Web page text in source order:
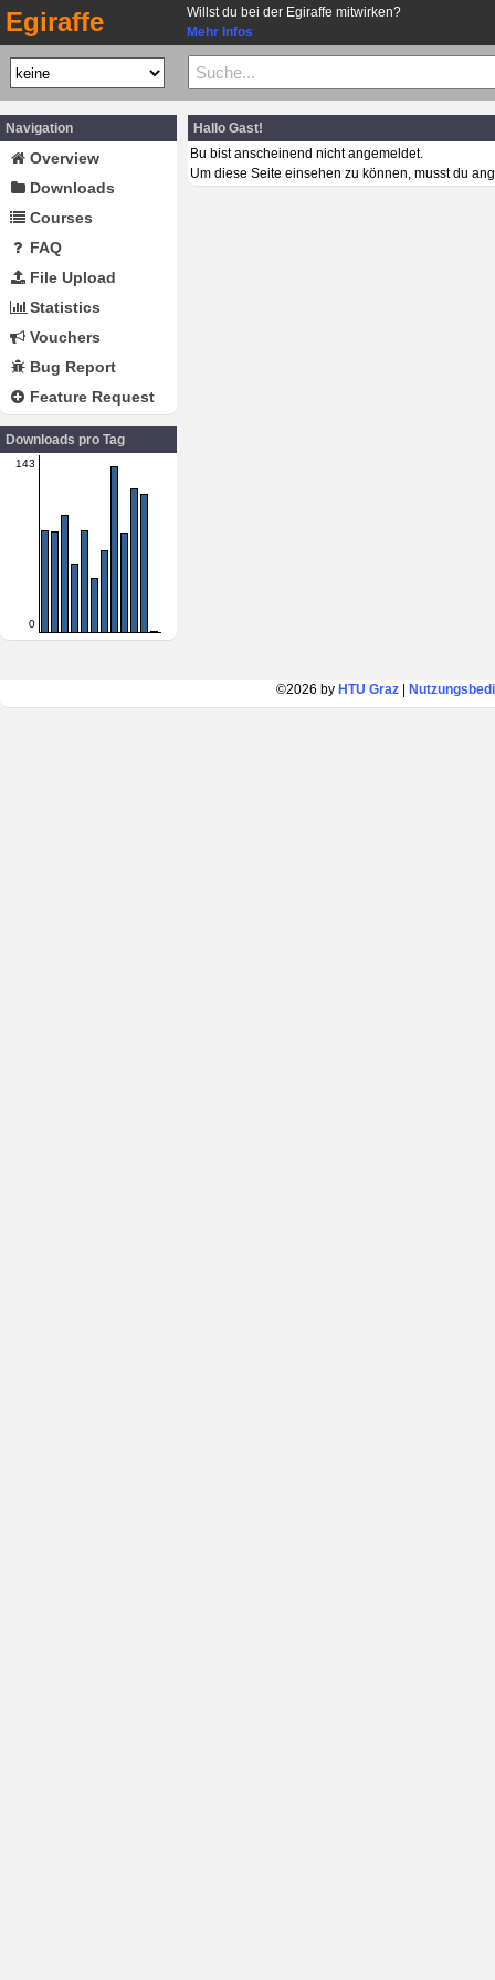
Egiraffe
Willst du bei der Egiraffe mitwirken?
Mehr Infos
Navigation
Overview
Downloads
Courses
FAQ
File Upload
Statistics
Vouchers
Bug Report
Feature Request
Downloads pro Tag
143
0
Hallo Gast!
Bu bist anscheinend nicht angemeldet.
Um diese Seite einsehen zu können, musst du
©2026 by HTU Graz|